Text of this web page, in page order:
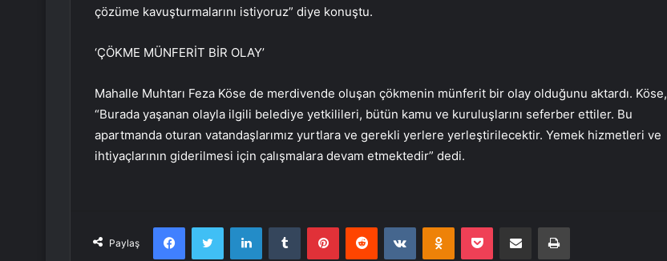
çözüme kavuşturmalarını istiyoruz” diye konuştu.
‘ÇÖKME MÜNFERİT BİR OLAY’
Mahalle Muhtarı Feza Köse de merdivende oluşan çökmenin münferit bir olay olduğunu aktardı. Köse,
“Burada yaşanan olayla ilgili belediye yetkilileri, bütün kamu ve kuruluşlarını seferber ettiler. Bu
apartmanda oturan vatandaşlarımız yurtlara ve gerekli yerlere yerleştirilecektir. Yemek hizmetleri ve
ihtiyaçlarının giderilmesi için çalışmalara devam etmektedir” dedi.
Paylaş
FacebookTwitter LinkedInTumblr PinterestReddit VKontakteOdnoklassniki
Pocket E-Posta ile paylaş Yazdır